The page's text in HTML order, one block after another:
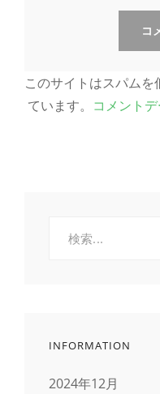
このサイトはスパム
ています。 コメント
INFORMATION
2024年12月